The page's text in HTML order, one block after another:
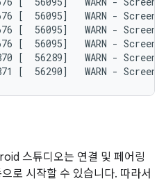
[  56095]   WARN -
[  56095]   WARN -
[  56095]   WARN -
[  56289]   WARN -
스튜디오는 연결 및 페어링
로 시작할 수 있습니다. 따라서